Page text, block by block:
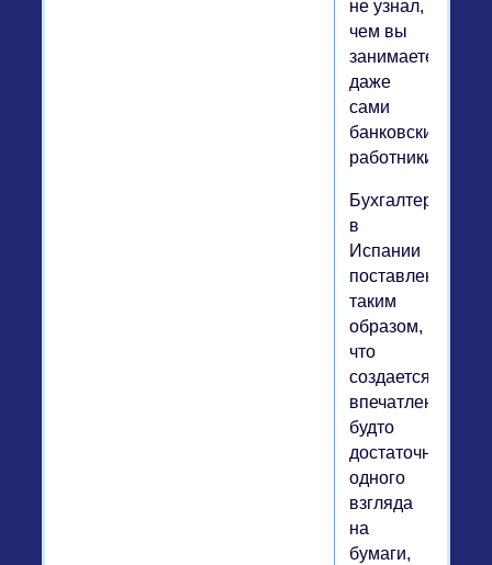
не узнал,
чем вы
занимаетесь,
даже
сами
банковские
работники.
Бухгалтерия
в
Испании
поставлена
таким
образом,
что
создается
впечатление,
будто
достаточно
одного
взгляда
на
бумаги,